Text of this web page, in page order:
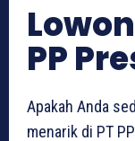
PP
Apakah Anda
menarik di PT